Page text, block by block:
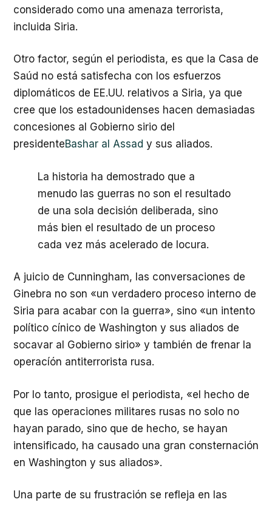
considerado como una amenaza terrorista,
incluida Siria.
Otro factor, según el periodista, es que la Casa de
Saúd no está satisfecha con los esfuerzos
diplomáticos de EE.UU. relativos a Siria, ya que
сree que los estadounidenses hacen demasiadas
concesiones al Gobierno sirio del
presidenteBashar al Assad y sus aliados.
La historia ha demostrado que a
menudo las guerras no son el resultado
de una sola decisión deliberada, sino
más bien el resultado de un proceso
cada vez más acelerado de locura.
A juiсio de Cunningham, las conversaciones de
Ginebra no son «un verdadero proceso interno de
Siria para acabar con la guerra», sino «un intento
político cínico de Washington y sus aliados de
socavar al Gobierno sirio» y también de frenar la
operacíón antiterrorista rusa.
Por lo tanto, prosigue el periodista, «el hecho de
que las operaciones militares rusas no solo no
hayan parado, sino que de hecho, se hayan
intensificado, ha causado una gran consternación
en Washington y sus aliados».
Una parte de su frustración se refleja en las